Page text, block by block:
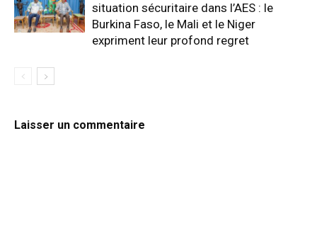
situation sécuritaire dans l’AES : le
Burkina Faso, le Mali et le Niger
expriment leur profond regret
Laisser un commentaire